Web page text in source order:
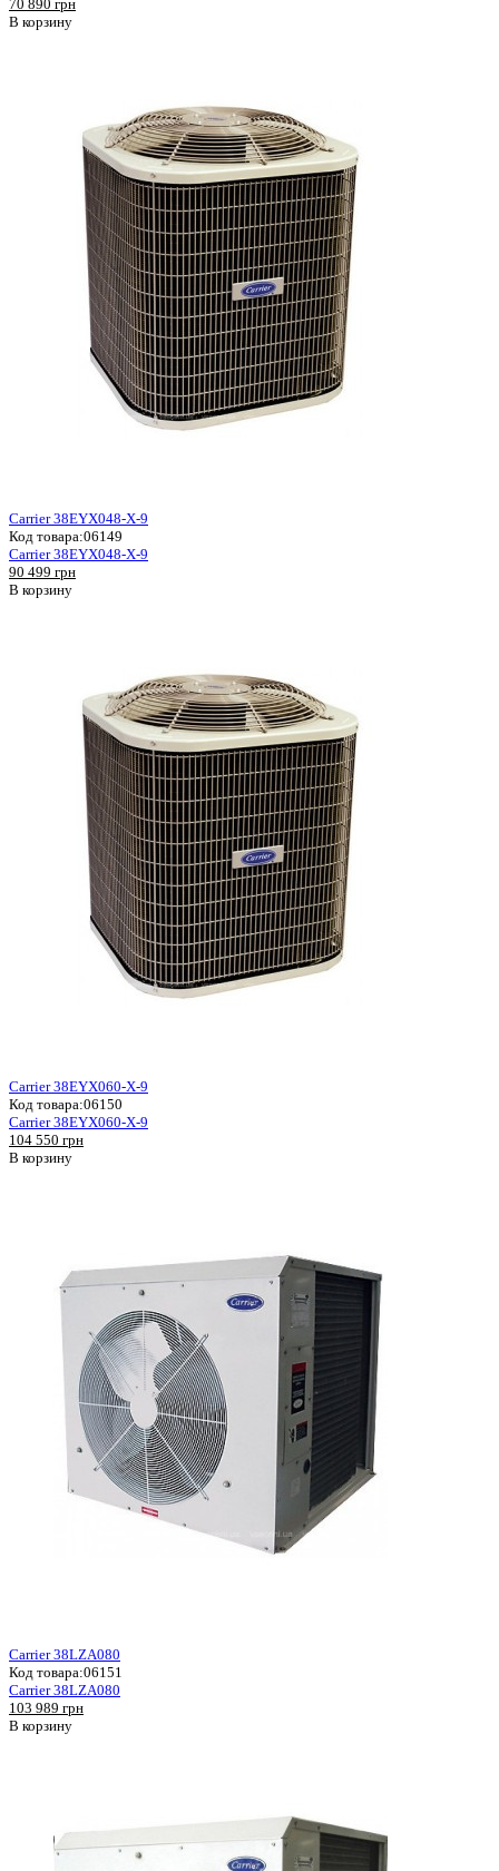
70 890 грн
В корзину
Carrier 38EYX048-X-9
Код товара:06149
Carrier 38EYX048-X-9
90 499 грн
В корзину
Carrier 38EYX060-X-9
Код товара:06150
Carrier 38EYX060-X-9
104 550 грн
В корзину
Carrier 38LZA080
Код товара:06151
Carrier 38LZA080
103 989 грн
В корзину